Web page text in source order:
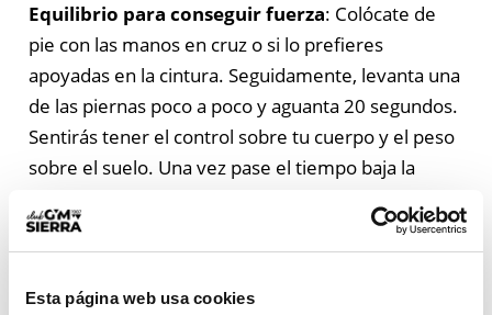
Esta página web usa cookies
Equilibrio para conseguir fuerza: Colócate de
pie con las manos en cruz o si lo prefieres
apoyadas en la cintura. Seguidamente, levanta una
de las piernas poco a poco y aguanta 20 segundos.
Sentirás tener el control sobre tu cuerpo y el peso
sobre el suelo. Una vez pase el tiempo baja la
Levantarse de puntillas. Nos apoyamos en una
que no se hundirá/romperá. Seguidamente, nos